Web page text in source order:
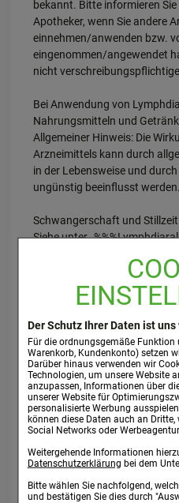
Der Schutz Ihrer Daten ist
Für die ordnungsgemäße Funktion
Warenkorb, Kundenkonto) setzen
Darüber hinaus verwenden wir
Technologien, um unsere Website
anzupassen, Informationen über
unserer Website für
personalisierte Werbung
können diese Daten auch an
Social Networks oder
Weitergehende Informationen
Datenschutzerklärung bei dem
Bitte wählen Sie nachfolgend,
und bestätigen Sie dies durch
bekannt. Bitte informieren
Apotheker, wenn Sie andere
einnehmen/anwenden bzw.
eingenommen/angewendet
nicht
Bei Anwendung von
Nahrungsmitteln und
Allgemeiner Hinweis: Die
Arzneimittels kann durch
in der Lebensweise und
ungünstig beeinflusst werden.
Schwangerschaft und
Siehe unter
Verkehrstüchtigkeit und das
Es sind keine besonderen
erforderlich.
Wichtige Informationen über
Bestandteile von Lymphdiaral
Cetylstearylalkohol kann
(z.B. Kontaktdermatitis)
3. WIE IST LYMPHDIARAL DS
Wenden Sie Lymphdiaral DS
Anweisung in dieser